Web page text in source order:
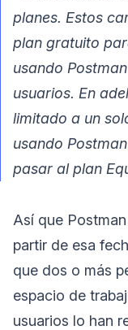
planes. Estos
plan gratuito
usando
usuarios. En
limitado a un
usando
pasar al plan
Así que
partir de esa
que dos o más
espacio de
usuarios lo han